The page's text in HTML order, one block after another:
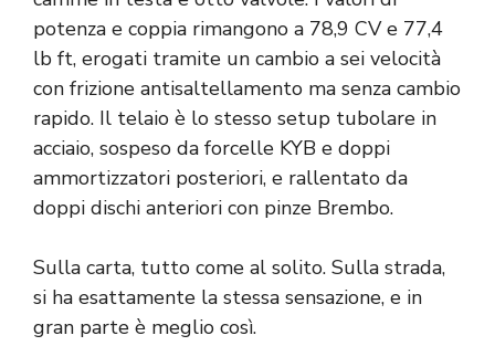
potenza e coppia rimangono a 78,9 CV e 77,4
lb ft, erogati tramite un cambio a sei velocità
con frizione antisaltellamento ma senza cambio
rapido. Il telaio è lo stesso setup tubolare in
acciaio, sospeso da forcelle KYB e doppi
ammortizzatori posteriori, e rallentato da
doppi dischi anteriori con pinze Brembo.
Sulla carta, tutto come al solito. Sulla strada,
si ha esattamente la stessa sensazione, e in
gran parte è meglio così.